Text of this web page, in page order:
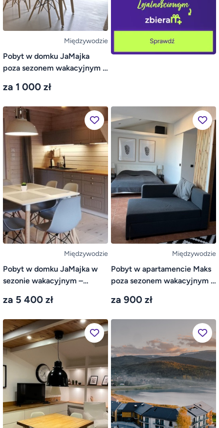
Międzywodzie
Pobyt w domku JaMajka
poza sezonem wakacyjnym –
za 1 000 zł
Międzywodzie
Pobyt w domku JaMajka w
sezonie wakacyjnym –
za 5 400 zł
Międzywodzie
Pobyt w apartamencie Maks
poza sezonem wakacyjnym –
za 900 zł